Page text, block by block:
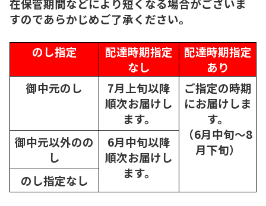
在保管期間などにより短くなる場合がございま
すのであらかじめご了承ください。
のし指定
配達時期指定
なし
配達時期指定
あり
御中元のし
7月上旬以降
順次お届けし
ます。
ご指定の時期
にお届けしま
す。
（6月中旬～8
月下旬）
御中元以外のの
し
6月中旬以降
順次お届けし
ます。
のし指定なし